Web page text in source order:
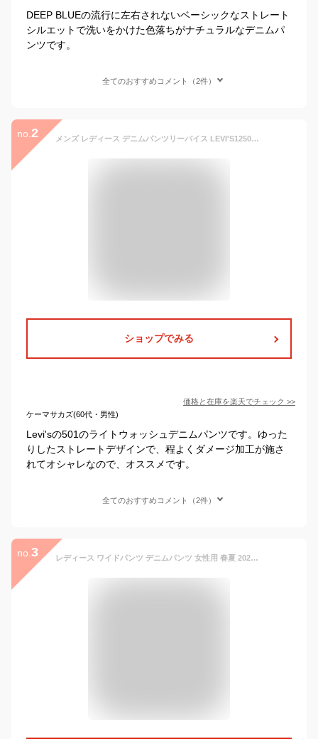
DEEP BLUEの流行に左右されないベーシックなストレート
シルエットで洗いをかけた色落ちがナチュラルなデニムパ
ンツです。
全てのおすすめコメント（2件）
no. 2 メンズ レディース デニムパンツリーバイス LEVI'S125010493 501 ORIGINAL 501 オリジナルジーンズLIGHTWASH ライトウォッシュ インディゴストレート ダメージ ジェンダーフリー ローライズ ジーンズ ジーパン レトロ
ショップでみる
価格と在庫を楽天でチェック >>
ケーマサカズ(60代・男性)
Levi'sの501のライトウォッシュデニムパンツです。ゆった
りしたストレートデザインで、程よくダメージ加工が施さ
れてオシャレなので、オススメです。
全てのおすすめコメント（2件）
no. 3 レディース ワイドパンツ デニムパンツ 女性用 春夏 2025年春 ハイウエスト 復古 ゆったり ストレートパンツ 長ズボン 薄手 綿素材 ジッパー 直筒 プリンセス風 清新 かわいい スタイル ライトウォッシュ ブルー ミルク コーヒー グレー 九分丈